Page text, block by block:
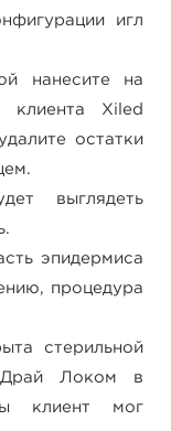
игл
нанесите на
клиента Xiled
остатки
выглядеть
эпидермиса
процедура
стерильной
Драй Локом в
клиент мог